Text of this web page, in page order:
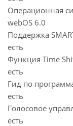
Операционная
webOS 6.0
Поддержка
есть
Функция Time
есть
Гид по
есть
Голосовое
есть